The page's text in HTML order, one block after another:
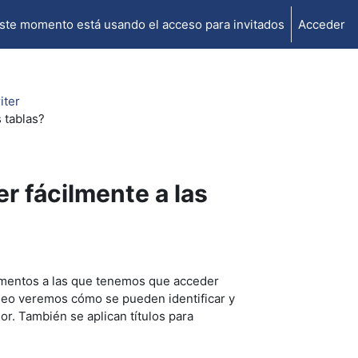
momento está usando el acceso para invitados Acceder
fácilmente a las
a las que tenemos que acceder
veremos cómo se pueden identificar y
También se aplican títulos para